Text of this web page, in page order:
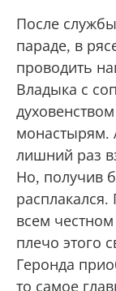
Михаил
побыть
попросить
сокровенном.
После
параде, в
проводить
Владыка с
монастырям.